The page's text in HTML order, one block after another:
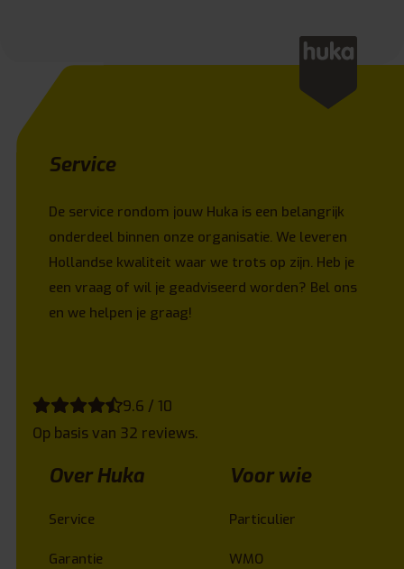
Service
De service rondom jouw Huka is een belangrijk
onderdeel binnen onze organisatie. We leveren
Hollandse kwaliteit waar we trots op zijn. Heb je
een vraag of wil je geadviseerd worden? Bel ons
en we helpen je graag!
9.6 / 10
Op basis van 32 reviews.
Over Huka
Service
Garantie
Voor wie
Particulier
WMO